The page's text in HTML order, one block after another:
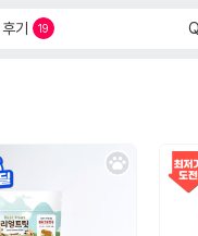
후기 19